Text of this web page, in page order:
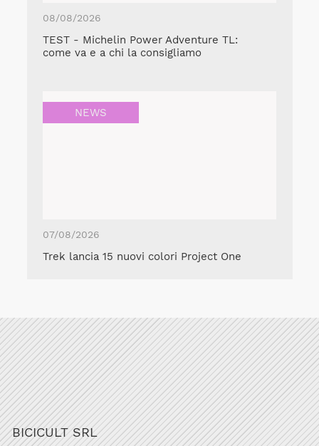
08/08/2026
TEST - Michelin Power Adventure TL:
come va e a chi la consigliamo
NEWS
07/08/2026
Trek lancia 15 nuovi colori Project One
BICICULT SRL